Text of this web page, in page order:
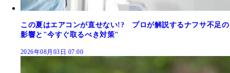
この夏はエアコンが直せない!? プロが解説するナフサ不足の
影響と"今すぐ取るべき対策"
2026年08月03日 07:00